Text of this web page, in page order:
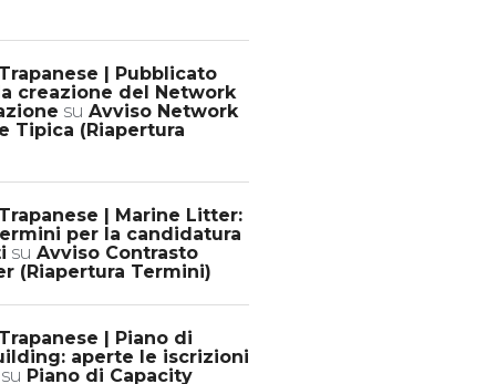
| Pubblicato
creazione del Network
su Avviso Network
Tipica (Riapertura
| Marine Litter:
per la candidatura
su Avviso Contrasto
(Riapertura Termini)
| Piano di
aperte le iscrizioni
su Piano di Capacity